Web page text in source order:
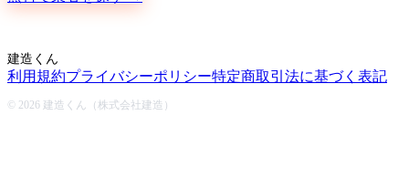
建造くん
利用規約プライバシーポリシー特定商取引法に基づく表記
© 2026 建造くん（株式会社建造）